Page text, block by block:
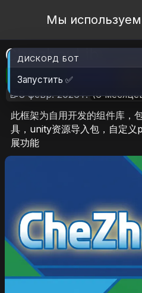
Open
Мы используем
ChezhouLib
🎮RimWorld 📦1.2 MB
📝8 февр. 2026 г. (6
此框架为自用开发的组件库，
具，unity资源导入包，自定
展功能
ДИСКОРД БОТ
Запустить ✅